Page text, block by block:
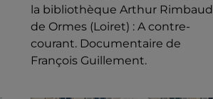
la bibliothèque Arthur Rimbaud
de Ormes (Loiret) : A contre-
courant. Documentaire de
François Guillement.